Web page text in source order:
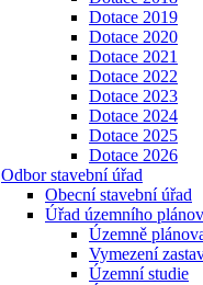
Dotace 2019
Dotace 2020
Dotace 2021
Dotace 2022
Dotace 2023
Dotace 2024
Dotace 2025
Dotace 2026
Odbor stavební úřad
Obecní stavební úřad
Úřad územního
Územně
Vymezení
Územní studie